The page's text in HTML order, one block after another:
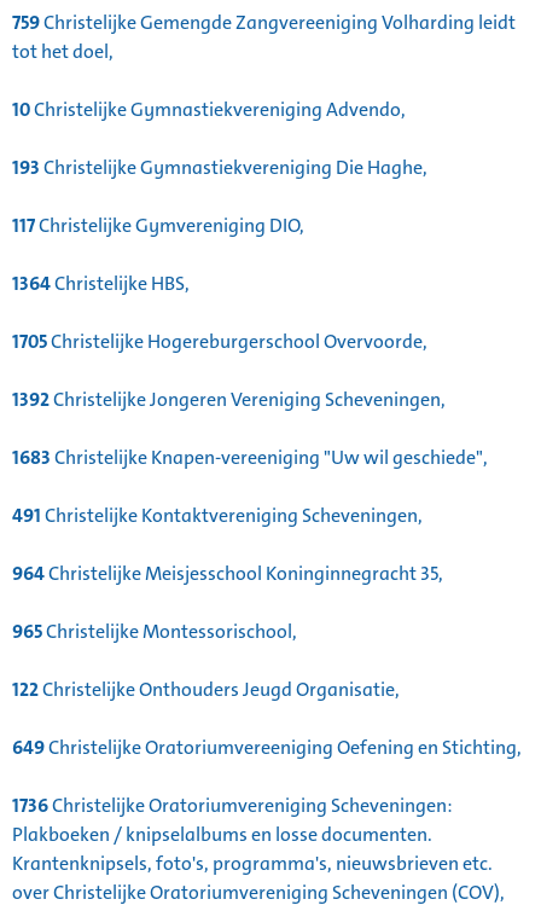
759Christelijke Gemengde Zangvereeniging Volharding leidt
tot het doel,
10Christelijke Gymnastiekvereniging Advendo,
193Christelijke Gymnastiekvereniging Die Haghe,
117Christelijke Gymvereniging DIO,
1364Christelijke HBS,
1705Christelijke Hogereburgerschool Overvoorde,
1392Christelijke Jongeren Vereniging Scheveningen,
1683Christelijke Knapen-vereeniging "Uw wil geschiede",
491Christelijke Kontaktvereniging Scheveningen,
964Christelijke Meisjesschool Koninginnegracht 35,
965Christelijke Montessorischool,
122Christelijke Onthouders Jeugd Organisatie,
649Christelijke Oratoriumvereeniging Oefening en Stichting,
1736Christelijke Oratoriumvereniging Scheveningen:
Plakboeken / knipselalbums en losse documenten.
Krantenknipsels, foto's, programma's, nieuwsbrieven etc.
over Christelijke Oratoriumvereniging Scheveningen (COV),